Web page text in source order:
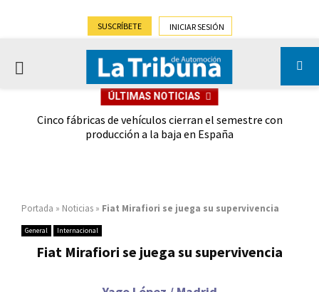
SUSCRÍBETE INICIAR SESIÓN
PRIMARY
ÚLTIMAS NOTICIAS
Cinco fábricas de vehículos cierran el semestre con
producción a la baja en España
Portada » Noticias » Fiat Mirafiori se juega su supervivencia
General Internacional
Fiat Mirafiori se juega su supervivencia